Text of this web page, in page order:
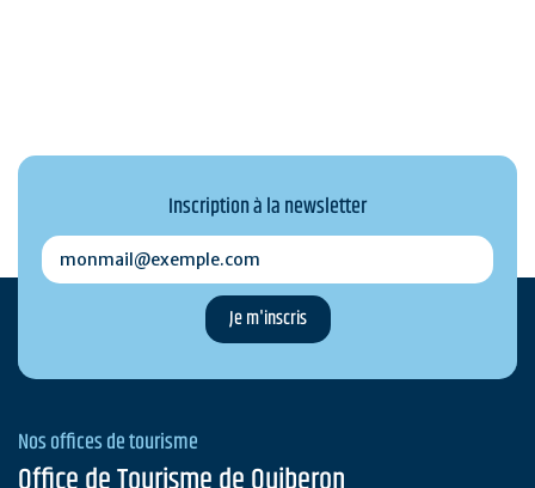
Inscription à la newsletter
monmail@exemple.com
Nos offices de tourisme